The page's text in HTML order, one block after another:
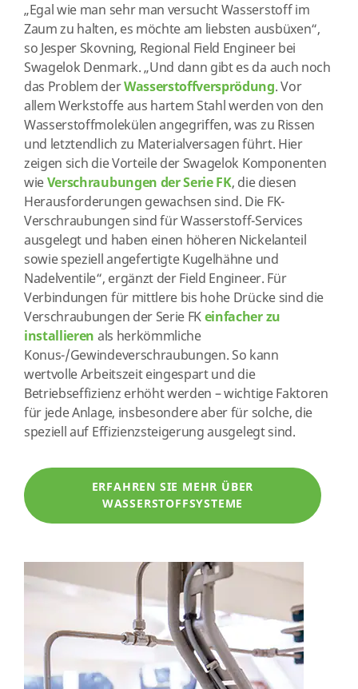
„Egal wie man sehr man versucht Wasserstoff im
Zaum zu halten, es möchte am liebsten ausbüxen“,
so Jesper Skovning, Regional Field Engineer bei
Swagelok Denmark. „Und dann gibt es da auch noch
das Problem derWasserstoffversprödung. Vor
allem Werkstoffe aus hartem Stahl werden von den
Wasserstoffmolekülen angegriffen, was zu Rissen
und letztendlich zu Materialversagen führt. Hier
zeigen sich die Vorteile der Swagelok Komponenten
wieVerschraubungen der Serie FK, die diesen
Herausforderungen gewachsen sind. Die FK-
Verschraubungen sind für Wasserstoff-Services
ausgelegt und haben einen höheren Nickelanteil
sowie speziell angefertigte Kugelhähne und
Nadelventile“, ergänzt der Field Engineer. Für
Verbindungen für mittlere bis hohe Drücke sind die
Verschraubungen der Serie FKeinfacher zu
installieren als herkömmliche
Konus-/Gewindeverschraubungen. So kann
wertvolle Arbeitszeit eingespart und die
Betriebseffizienz erhöht werden – wichtige Faktoren
für jede Anlage, insbesondere aber für solche, die
speziell auf Effizienzsteigerung ausgelegt sind.
ERFAHREN SIE MEHR ÜBER
WASSERSTOFFSYSTEME